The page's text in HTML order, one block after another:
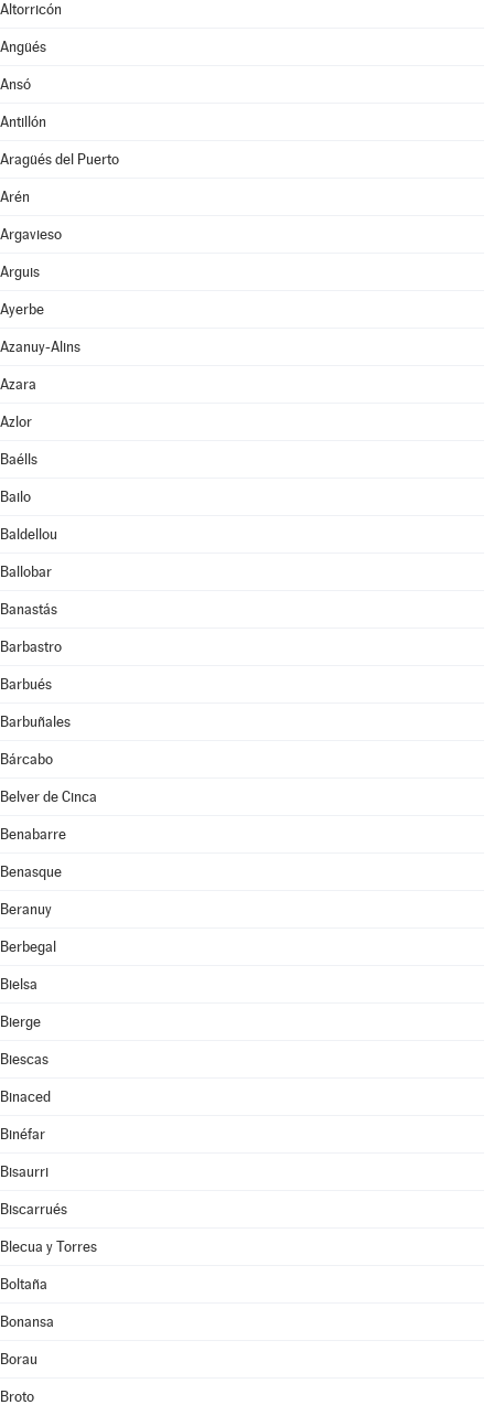
Altorricón
Angüés
Ansó
Antillón
Aragüés del Puerto
Arén
Argavieso
Arguis
Ayerbe
Azanuy-Alins
Azara
Azlor
Baélls
Bailo
Baldellou
Ballobar
Banastás
Barbastro
Barbués
Barbuñales
Bárcabo
Belver de Cinca
Benabarre
Benasque
Beranuy
Berbegal
Bielsa
Bierge
Biescas
Binaced
Binéfar
Bisaurri
Biscarrués
Blecua y Torres
Boltaña
Bonansa
Borau
Broto